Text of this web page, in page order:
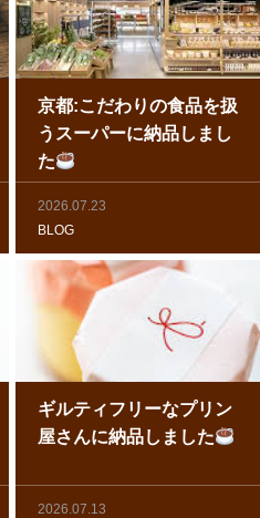
京都:こだわりの食品を扱
うスーパーに納品しまし
た
2026.07.23
BLOG
ギルティフリーなプリン
屋さんに納品しました
2026.07.13